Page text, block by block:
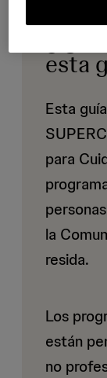
esta
Esta
para
la
resida.
Los
están
no